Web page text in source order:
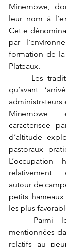
Minembwe,
leur nom à
Cette
par
formation de
Plateaux.
qu’avant
administrateurs
Minembwe
caractérisée
d’altitude
pastoraux
L’occupation
relativement
autour de
petits
les plus
mentionnées
relatifs au